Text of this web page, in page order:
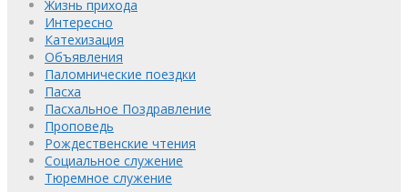
Жизнь прихода
Интересно
Катехизация
Объявления
Паломнические поездки
Пасха
Пасхальное Поздравление
Проповедь
Рождественские чтения
Социальное служение
Тюремное служение